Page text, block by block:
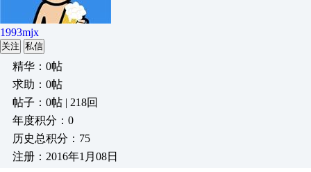
1993mjx
关注 私信
精华：0帖
求助：0帖
帖子：0帖 | 218回
年度积分：0
历史总积分：75
注册：2016年1月08日